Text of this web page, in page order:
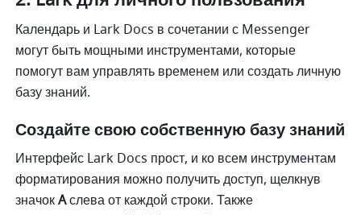
Календарь и Lark Docs в сочетании с Messenger
могут быть мощными инструментами, которые
помогут вам управлять временем или создать личную
базу знаний.
Создайте свою собственную базу знаний
Интерфейс Lark Docs прост, и ко всем инструментам
форматирования можно получить доступ, щелкнув
значок A слева от каждой строки. Также